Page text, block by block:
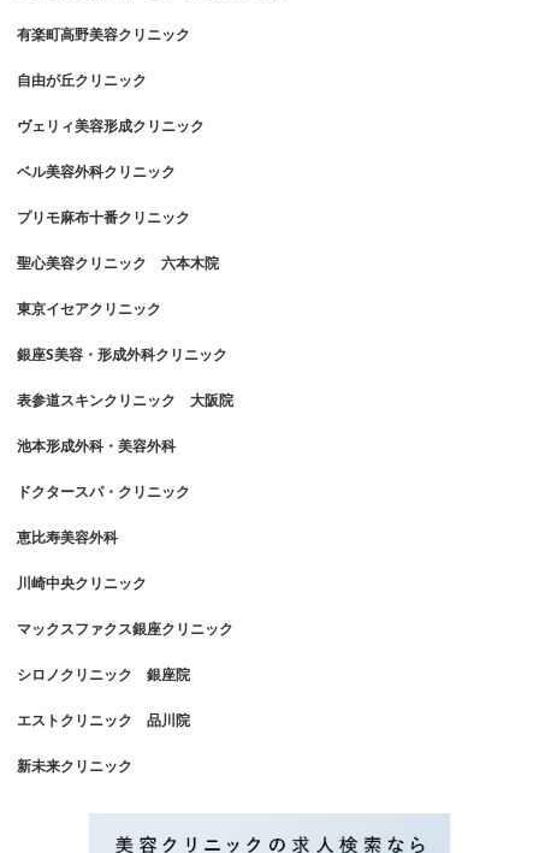
有楽町高野美容クリニック
自由が丘クリニック
ヴェリィ美容形成クリニック
ベル美容外科クリニック
プリモ麻布十番クリニック
聖心美容クリニック 六本木院
東京イセアクリニック
銀座S美容・形成外科クリニック
表参道スキンクリニック 大阪院
池本形成外科・美容外科
ドクタースパ・クリニック
恵比寿美容外科
川崎中央クリニック
マックスファクス銀座クリニック
シロノクリニック 銀座院
エストクリニック 品川院
新未来クリニック